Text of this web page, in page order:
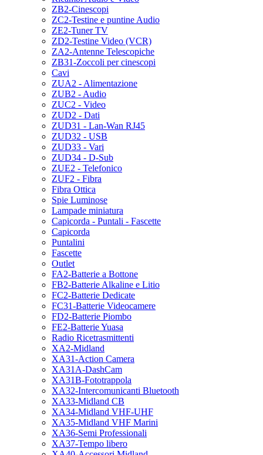
ZB2-Cinescopi
ZC2-Testine e puntine Audio
ZE2-Tuner TV
ZD2-Testine Video (VCR)
ZA2-Antenne Telescopiche
ZB31-Zoccoli per cinescopi
Cavi
ZUA2 - Alimentazione
ZUB2 - Audio
ZUC2 - Video
ZUD2 - Dati
ZUD31 - Lan-Wan RJ45
ZUD32 - USB
ZUD33 - Vari
ZUD34 - D-Sub
ZUE2 - Telefonico
ZUF2 - Fibra
Fibra Ottica
Spie Luminose
Lampade miniatura
Capicorda - Puntali - Fascette
Capicorda
Puntalini
Fascette
Outlet
FA2-Batterie a Bottone
FB2-Batterie Alkaline e Litio
FC2-Batterie Dedicate
FC31-Batterie Videocamere
FD2-Batterie Piombo
FE2-Batterie Yuasa
Radio Ricetrasmittenti
XA2-Midland
XA31-Action Camera
XA31A-DashCam
XA31B-Fototrappola
XA32-Intercomunicanti Bluetooth
XA33-Midland CB
XA34-Midland VHF-UHF
XA35-Midland VHF Marini
XA36-Semi Professionali
XA37-Tempo libero